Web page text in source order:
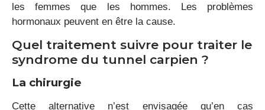
les femmes que les hommes. Les problèmes
hormonaux peuvent en être la cause.
Quel traitement suivre pour traiter le
syndrome du tunnel carpien ?
La chirurgie
Cette alternative n’est envisagée qu’en cas